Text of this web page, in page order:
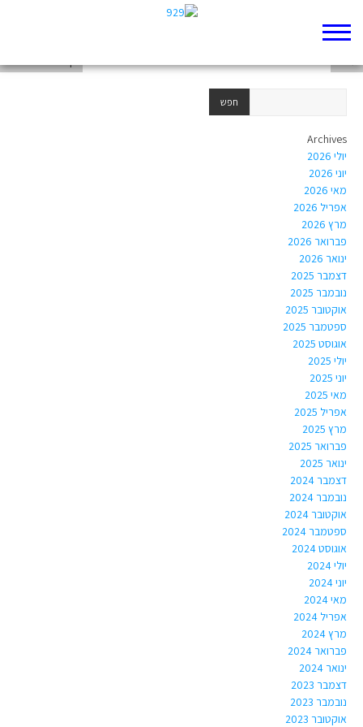
Archives
יולי 2026
יוני 2026
מאי 2026
אפריל 2026
מרץ 2026
פברואר 2026
ינואר 2026
דצמבר 2025
נובמבר 2025
אוקטובר 2025
ספטמבר 2025
אוגוסט 2025
יולי 2025
יוני 2025
מאי 2025
אפריל 2025
מרץ 2025
פברואר 2025
ינואר 2025
דצמבר 2024
נובמבר 2024
אוקטובר 2024
ספטמבר 2024
אוגוסט 2024
יולי 2024
יוני 2024
מאי 2024
אפריל 2024
מרץ 2024
פברואר 2024
ינואר 2024
דצמבר 2023
נובמבר 2023
אוקטובר 2023